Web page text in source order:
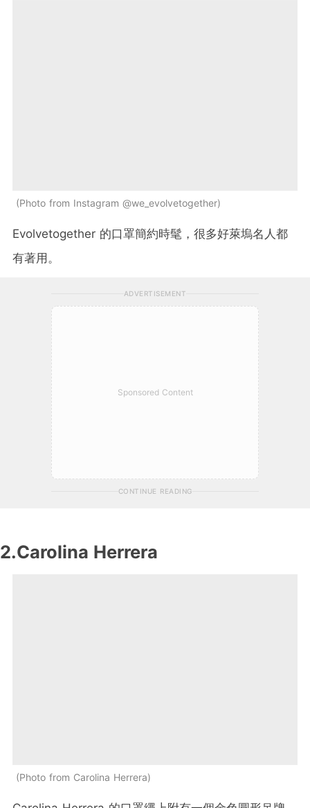
Photo from Instagram @we_evolvetogether
Evolvetogether 的口罩簡約時髦，很多好萊塢名人都
有著用。
ADVERTISEMENT
Sponsored Content
CONTINUE READING
2.Carolina Herrera
Photo from Carolina Herrera